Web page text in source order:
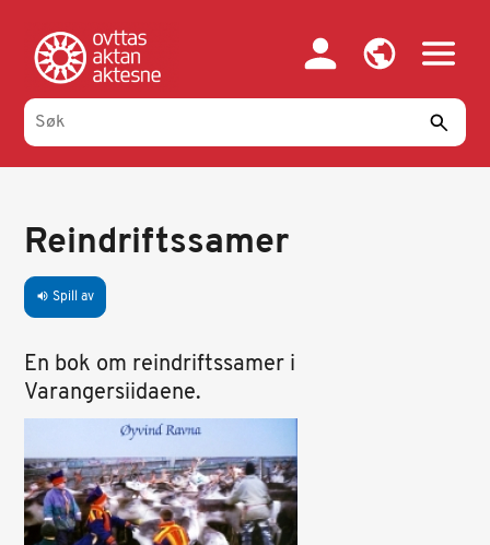
hovedinnhold
Reindriftssamer
volume_up Spill av
En bok om reindriftssamer i
Varangersiidaene.